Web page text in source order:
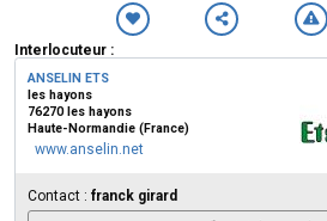
Interlocuteur :
ANSELIN ETS
les hayons
76270 les hayons
Haute-Normandie (France)
www.anselin.net
Contact : franck girard